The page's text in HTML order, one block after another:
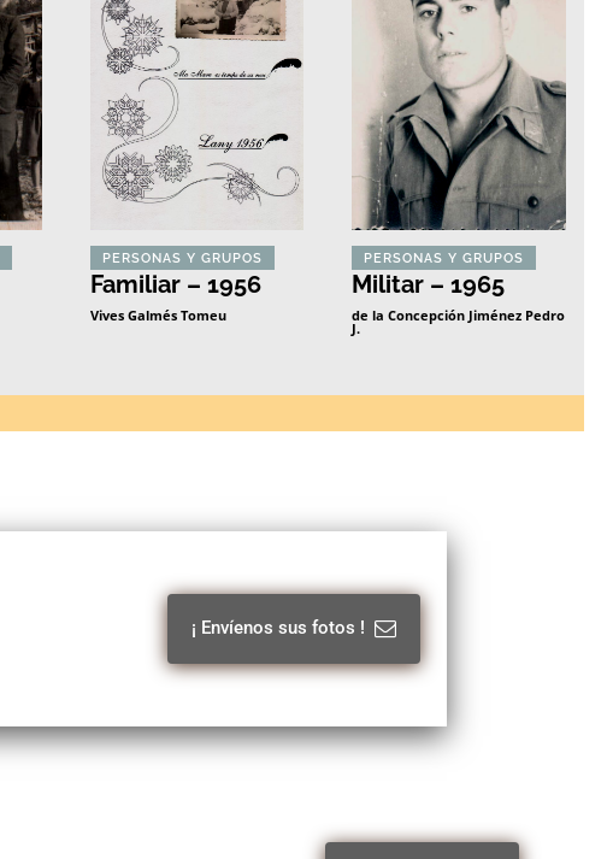
PERSONAS Y GRUPOS
Familiar – 1956
Vives Galmés Tomeu
PERSONAS Y GRUPOS
Militar – 1965
de la Concepción Jiménez Pedro
J.
¡ Envíenos sus fotos !